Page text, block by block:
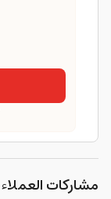
مشاركات العملاء